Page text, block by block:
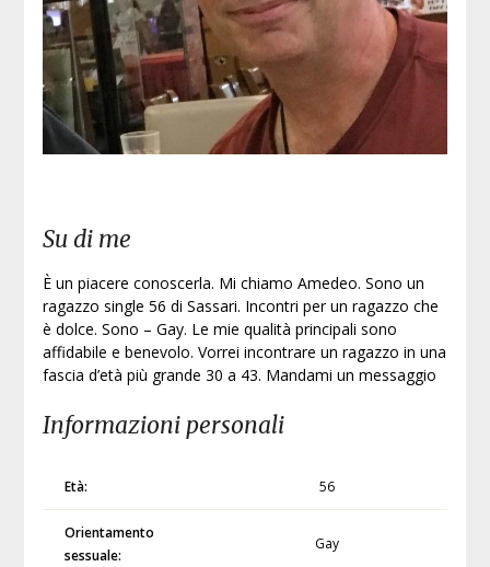
Su di me
È un piacere conoscerla. Mi chiamo Amedeo. Sono un
ragazzo single 56 di Sassari. Incontri per un ragazzo che
è dolce. Sono – Gay. Le mie qualità principali sono
affidabile e benevolo. Vorrei incontrare un ragazzo in una
fascia d’età più grande 30 a 43. Mandami un messaggio
Informazioni personali
Età: 56
Orientamento
sessuale:
Gay